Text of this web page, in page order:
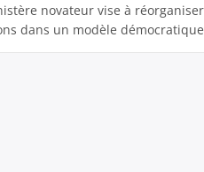
novateur vise à
dans un modèle